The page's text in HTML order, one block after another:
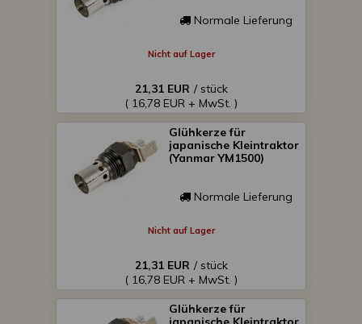
Normale Lieferung
Nicht auf Lager
21,31 EUR / stück
( 16,78 EUR + MwSt. )
Glühkerze für
japanische Kleintraktor
(Yanmar YM1500)
Normale Lieferung
Nicht auf Lager
21,31 EUR / stück
( 16,78 EUR + MwSt. )
Glühkerze für